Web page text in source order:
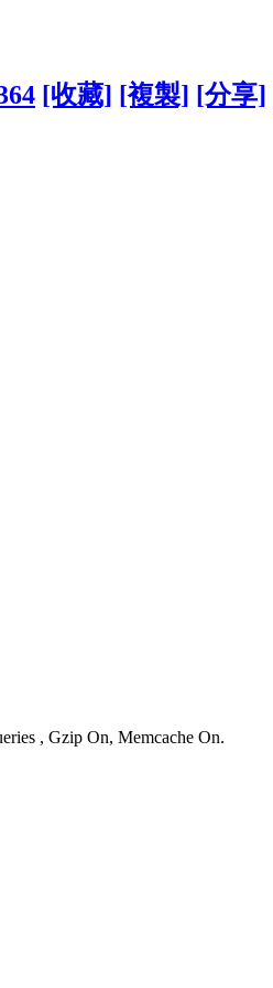
[收藏] [複製] [分享]
, Gzip On, Memcache On.